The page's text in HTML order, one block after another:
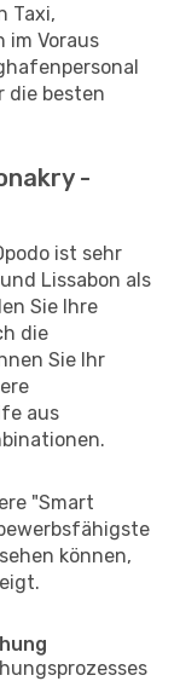
Taxi,
im Voraus
die besten
-
ist sehr
Lissabon als
Sie Ihre
die
Sie Ihr
aus
"Smart
können,